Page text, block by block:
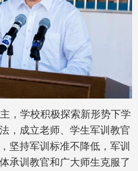
，学校积极探索新形势下学
，成立老师、学生军训教官
坚持军训标准不降低，军训
承训教官和广大师生克服了